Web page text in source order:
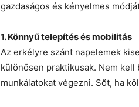
gazdaságos és kényelmes
1. Könnyű telepítés és mobilitás
Az erkélyre szánt napelemek
különösen praktikusak. Nem
munkálatokat végezni. Sőt, ha